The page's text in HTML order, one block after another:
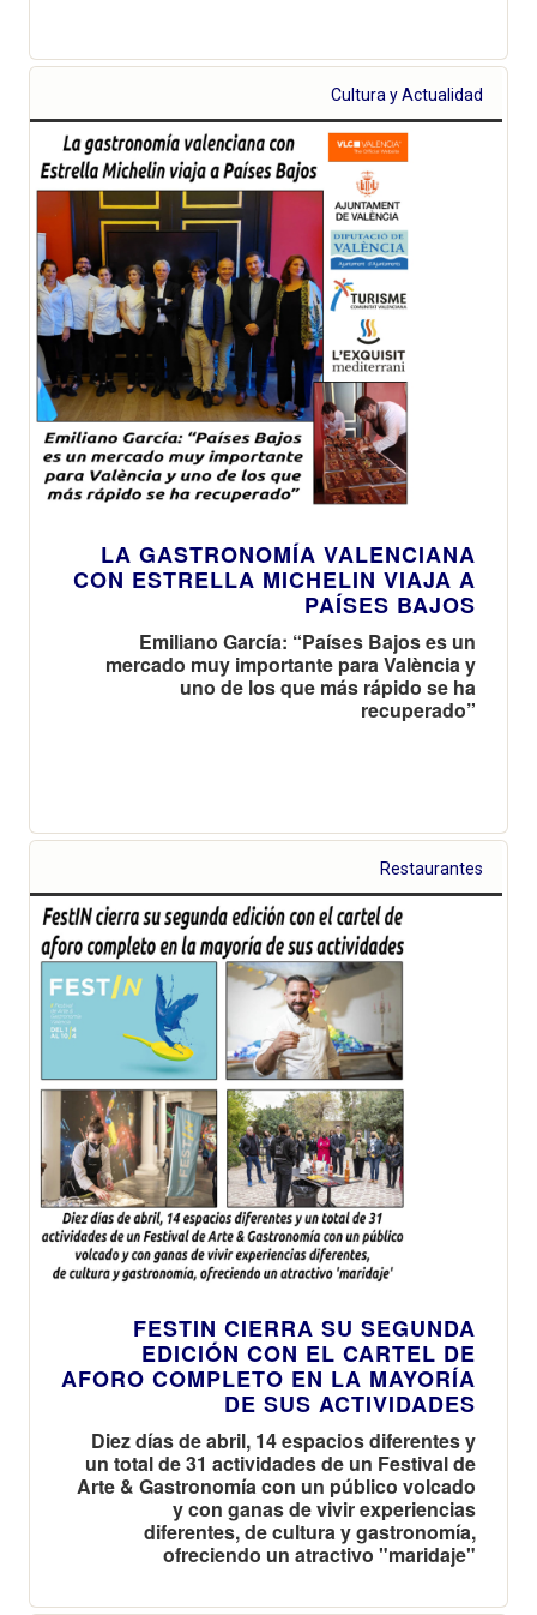
Cultura y Actualidad
LA GASTRONOMÍA VALENCIANA
CON ESTRELLA MICHELIN VIAJA A
PAÍSES BAJOS
Emiliano García: “Países Bajos es un
mercado muy importante para València y
uno de los que más rápido se ha
recuperado”
Restaurantes
FESTIN CIERRA SU SEGUNDA
EDICIÓN CON EL CARTEL DE
AFORO COMPLETO EN LA MAYORÍA
DE SUS ACTIVIDADES
Diez días de abril, 14 espacios diferentes y
un total de 31 actividades de un Festival de
Arte & Gastronomía con un público volcado
y con ganas de vivir experiencias
diferentes, de cultura y gastronomía,
ofreciendo un atractivo "maridaje"